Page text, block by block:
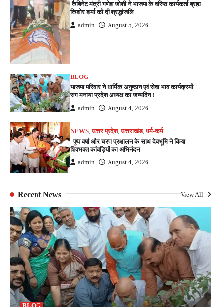
कैबिनेट मंत्री गणेश जोशी ने भाजपा के वरिष्ठ कार्यकर्ता ब्रह्म
किशोर शर्मा को दी श्रद्धांजलि
admin August 5, 2026
BLOG
भाजपा परिवार ने धार्मिक अनुष्ठान एवं सेवा भाव कार्यक्रमों
संग मनाया प्रदेश अध्यक्ष का जन्मदिन !
admin August 4, 2026
NEWS,उत्तर प्रदेश,उत्तराखंड,धर्म-कर्म
पुष्प वर्षा और चरण प्रक्षालन के साथ देवभूमि ने किया
शिवभक्त कांवड़ियों का अभिनंदन
admin August 4, 2026
Recent News View All
BLOG